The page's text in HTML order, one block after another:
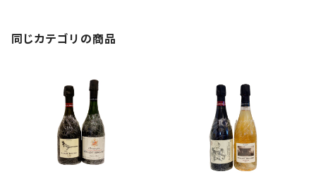
同じカテゴリの商品